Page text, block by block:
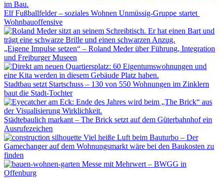
Elf Fußballfelder – soziales Wohnen Unmüssig-Gruppe startet
Wohnbauoffensive
„Eigene Impulse setzen“ – Roland Meder über Führung, Integration
und Freiburger Museen
Stadtbau setzt Startschuss – 130 von 550 Wohnungen im Zinklern
baut die Stadt-Tochter
Städtebaulich markant – The Brick setzt auf dem Güterbahnhof ein
Ausrufezeichen
Viel heiße Luft beim Bauturbo – Der
Gamechanger auf dem Wohnungsmarkt wäre bei den Baukosten zu
finden
Messe mit Mehrwert – BWGG in
Offenburg